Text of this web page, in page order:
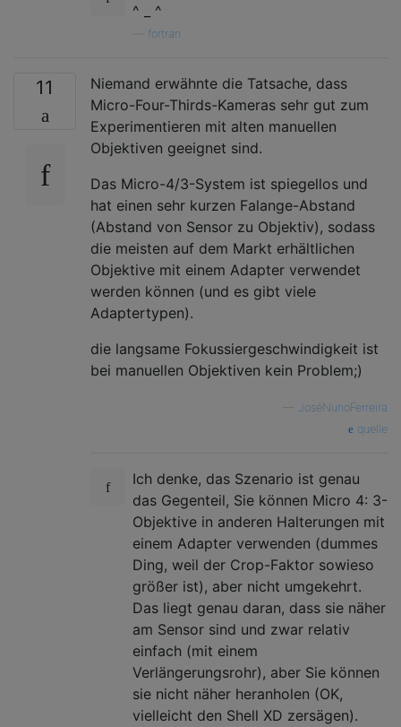
^ _ ^
fortran
11
Niemand erwähnte die Tatsache, dass
Micro-Four-Thirds-Kameras sehr gut zum
Experimentieren mit alten manuellen
Objektiven geeignet sind.
Das Micro-4/3-System ist spiegellos und
hat einen sehr kurzen Falange-Abstand
(Abstand von Sensor zu Objektiv), sodass
die meisten auf dem Markt erhältlichen
Objektive mit einem Adapter verwendet
werden können (und es gibt viele
Adaptertypen).
die langsame Fokussiergeschwindigkeit ist
bei manuellen Objektiven kein Problem;)
JoséNunoFerreira
quelle
Ich denke, das Szenario ist genau
das Gegenteil, Sie können Micro 4: 3-
Objektive in anderen Halterungen mit
einem Adapter verwenden (dummes
Ding, weil der Crop-Faktor sowieso
größer ist), aber nicht umgekehrt.
Das liegt genau daran, dass sie näher
am Sensor sind und zwar relativ
einfach (mit einem
Verlängerungsrohr), aber Sie können
sie nicht näher heranholen (OK,
vielleicht den Shell XD zersägen).